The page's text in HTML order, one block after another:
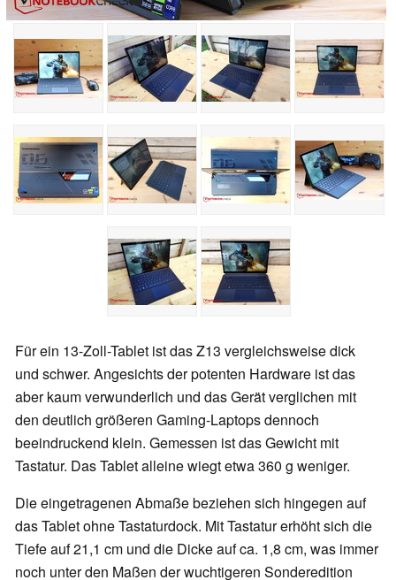
Für ein 13-Zoll-Tablet ist das Z13 vergleichsweise dick
und schwer. Angesichts der potenten Hardware ist das
aber kaum verwunderlich und das Gerät verglichen mit
den deutlich größeren Gaming-Laptops dennoch
beeindruckend klein. Gemessen ist das Gewicht mit
Tastatur. Das Tablet alleine wiegt etwa 360 g weniger.
Die eingetragenen Abmaße beziehen sich hingegen auf
das Tablet ohne Tastaturdock. Mit Tastatur erhöht sich die
Tiefe auf 21,1 cm und die Dicke auf ca. 1,8 cm, was immer
noch unter den Maßen der wuchtigeren Sonderedition